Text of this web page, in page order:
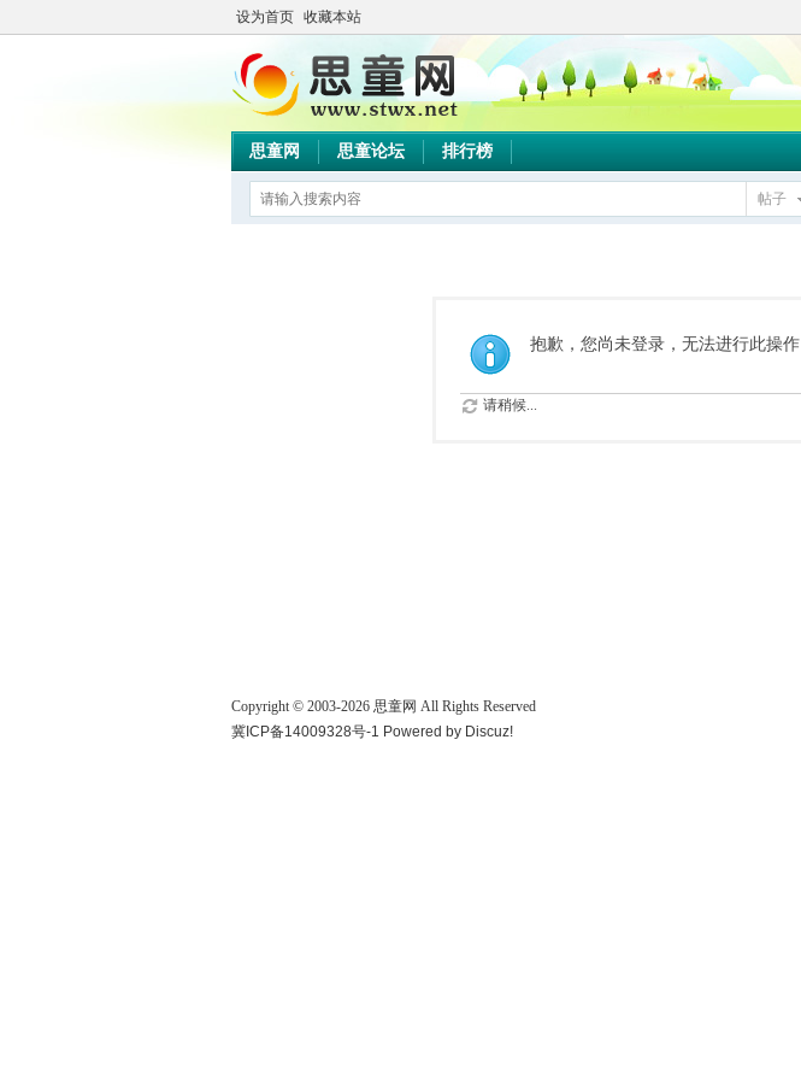
设为首页 收藏本站
思童网 思童论坛 排行榜
帖子
抱歉，您尚未登录，无法进行此操作
请稍候...
Copyright © 2003-2026 思童网 All Rights Reserved
冀ICP备14009328号-1 Powered by Discuz!